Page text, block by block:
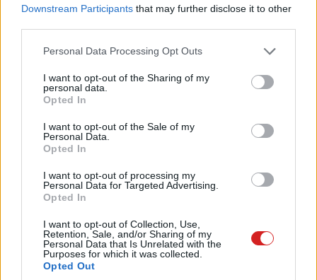
Downstream Participants that may further disclose it to other
Please note that this website/app uses one or more Google
not limited to your visit or usage behaviour. You may click to
grant or deny consent to Google and its third-party tags to
use your data for below specified purposes in below Google
consent section.
Personal Data Processing Opt Outs
I want to opt-out of the Sharing of my
personal data.
Opted In
I want to opt-out of the Sale of my
Personal Data.
Opted In
I want to opt-out of processing my
Personal Data for Targeted Advertising.
Opted In
I want to opt-out of Collection, Use,
Retention, Sale, and/or Sharing of my
Personal Data that Is Unrelated with the
Purposes for which it was collected.
Opted Out
véletlenül ez az alapja a Chrome és az Edge
böngészőknek is. Most azonban ezt a
memóriacsökkentő előnyt mindkét böngésző elveszíti,
Az Intel egyik mérnöke ugyanis rájött, hogy az
alacsonyabb memóriahasználatért cserébe jóval kisebb
Google programozója, Bruce Dawson pedig úgy döntött,
hogy a 10 százalékos lassulás a CPU fogyasztásának 13
százalékos emelkedése mellett nem éri meg. Ráadásul a
probléma az erősebb PC-ken még érezhetőbb volt, mint a
hétköznapi, egyszerű konfigurációkon.